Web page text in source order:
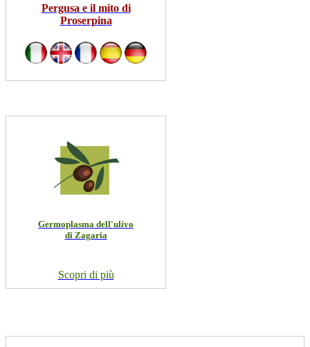
Pergusa e il mito di
Proserpina
Germoplasma dell'ulivo
di Zagaria
Scopri di più